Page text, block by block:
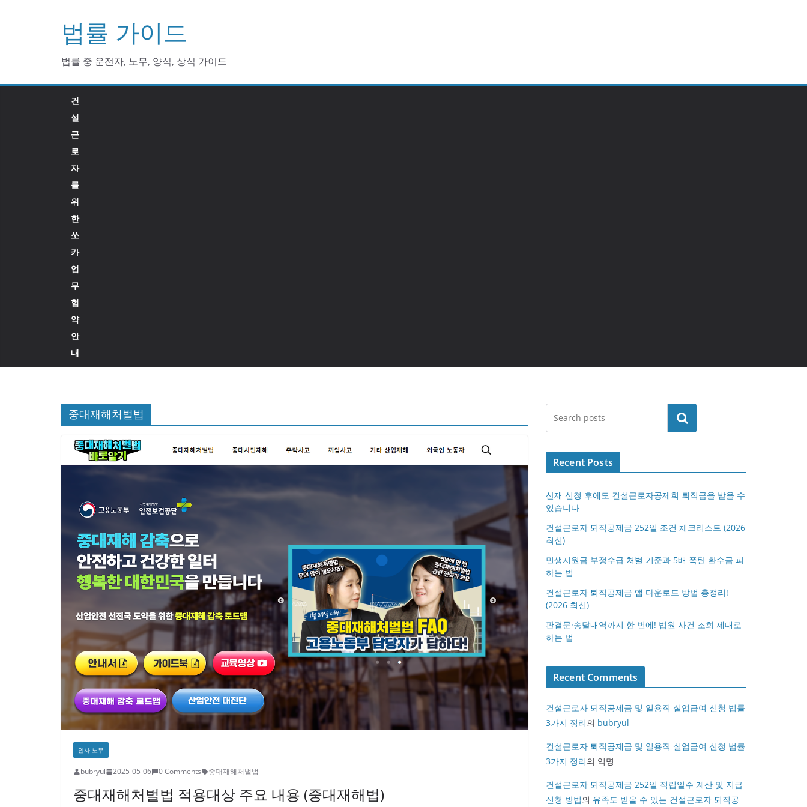
법률 가이드
법률 중 운전자, 노무, 양식, 상식 가이드
건
설
근
로
자
를
위
한
쏘
카
업
무
협
약
안
내
중대재해처벌법
인사 노무
bubryul 2025-05-06 0 Comments 중대재해처벌법
중대재해처벌법 적용대상 주요 내용 (중대재해법)
검색
Recent Posts
산재 신청 후에도 건설근로자공제회 퇴직금을 받을 수
있습니다
건설근로자 퇴직공제금 252일 조건 체크리스트 (2026
최신)
민생지원금 부정수급 처벌 기준과 5배 폭탄 환수금 피
하는 법
건설근로자 퇴직공제금 앱 다운로드 방법 총정리!
(2026 최신)
판결문·송달내역까지 한 번에! 법원 사건 조회 제대로
하는 법
Recent Comments
건설근로자 퇴직공제금 및 일용직 실업급여 신청 법률
3가지 정리의 bubryul
건설근로자 퇴직공제금 및 일용직 실업급여 신청 법률
3가지 정리의 익명
건설근로자 퇴직공제금 252일 적립일수 계산 및 지급
신청 방법의 유족도 받을 수 있는 건설근로자 퇴직공